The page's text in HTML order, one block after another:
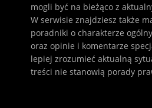
mogli być na bieżąco z
W serwisie znajdziesz także
poradniki o charakterze
oraz opinie i komentarze
lepiej zrozumieć aktualną
treści nie stanowią porady